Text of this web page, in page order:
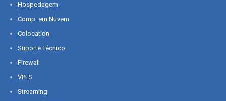
Hospedagem
Comp. em Nuvem
Colocation
Suporte Técnico
Firewall
VPLS
Streaming